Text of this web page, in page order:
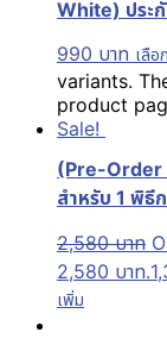
White) ประ
990 บาท เลือ
variants.
product
Sale!
(Pre-Order
สำหรับ 1 พิธี
2,580บาท
2,580 บาท.
เพิ่ม